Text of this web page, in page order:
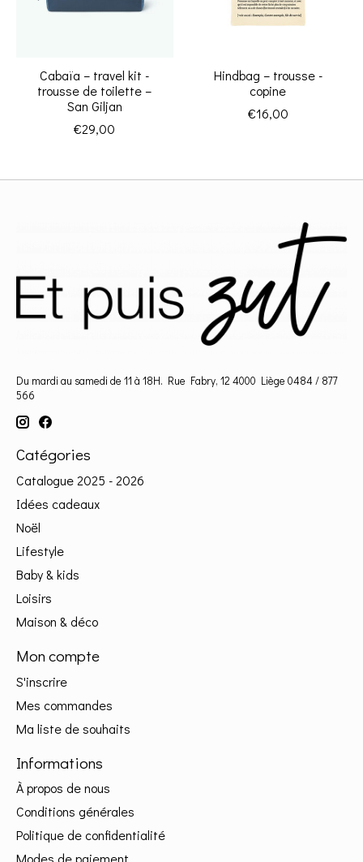
Cabaïa – travel kit -
trousse de toilette –
San Giljan
€29,00
Hindbag – trousse -
copine
€16,00
Du mardi au samedi de 11 à 18H. Rue Fabry, 12 4000 Liège 0484 / 877
566
Catégories
Catalogue 2025 - 2026
Idées cadeaux
Noël
Lifestyle
Baby & kids
Loisirs
Maison & déco
Mon compte
S'inscrire
Mes commandes
Ma liste de souhaits
Informations
À propos de nous
Conditions générales
Politique de confidentialité
Modes de paiement